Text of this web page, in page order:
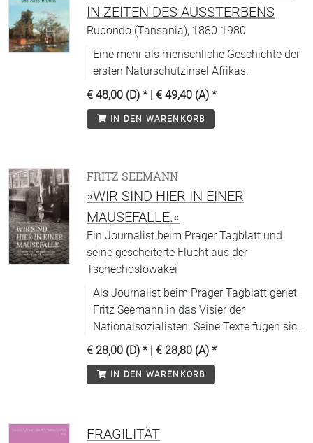
IN ZEITEN DES AUSSTERBENS
Rubondo (Tansania), 1880-1980
Eine mehr als menschliche Geschichte der
ersten Naturschutzinsel Afrikas.
€ 48,00 (D) * | € 49,40 (A) *
IN DEN WARENKORB
FRITZ SEEMANN
»WIR SIND HIER IN EINER
MAUSEFALLE.«
Ein Journalist beim Prager Tagblatt und
seine gescheiterte Flucht aus der
Tschechoslowakei
Als Journalist beim Prager Tagblatt geriet
Fritz Seemann in das Visier der
Nationalsozialisten. Seine Texte fügen sich
zu einem Panorama der 1930er Jahre.
€ 28,00 (D) * | € 28,80 (A) *
IN DEN WARENKORB
FRAGILITÄT